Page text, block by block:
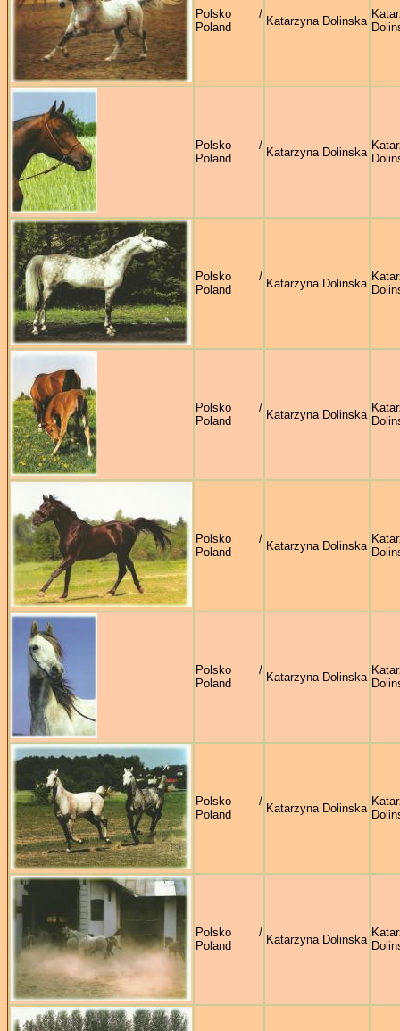
Polsko /
Poland
Katarzyna Dolinska
Polsko /
Poland
Katarzyna Dolinska
Polsko /
Poland
Katarzyna Dolinska
Polsko /
Poland
Katarzyna Dolinska
Polsko /
Poland
Katarzyna Dolinska
Polsko /
Poland
Katarzyna Dolinska
Polsko /
Poland
Katarzyna Dolinska
Polsko /
Poland
Katarzyna Dolinska